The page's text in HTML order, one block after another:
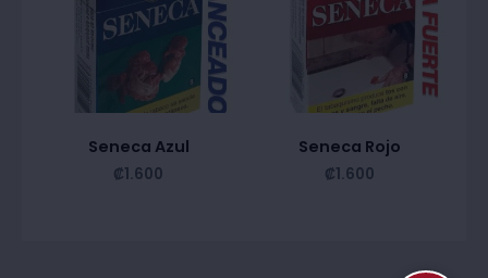
Seneca Azul
₡1.600
Seneca Rojo
₡1.600